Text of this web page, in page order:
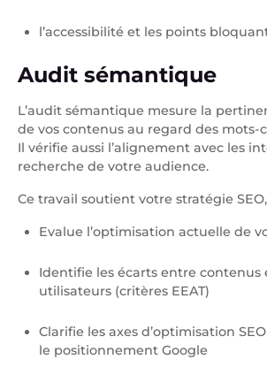
l’accessibilité et les points
Audit sémantique
L’audit sémantique mesure la
de vos contenus au regard des mots-
Il vérifie aussi l’alignement avec les
recherche de votre audience.
Ce travail soutient votre stratégie
Evalue l’optimisation actuelle de
Identifie les écarts entre contenus
utilisateurs (critères EEAT)
Clarifie les axes d’optimisation
le positionnement Google